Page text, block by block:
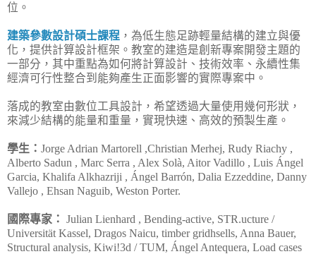
位。
建築參數設計碩士課程 ，為低生態足跡輕量結構的建立與優
化，提供計算設計框架。教室的建造是創新專案開發主題的
一部分，其中重點為如何將計算設計、技術效率、永續性集
經濟可行性整合到能夠產生正面影響的實際專案中。
落成的教室由數位工具設計，希望透過大量使用幾何形狀，
來減少結構的能量和重量，實現快速、高效的預製生產。
學生： Jorge Adrian Martorell ,Christian Merhej, Rudy Riachy ,
Alberto Sadun , Marc Serra , Alex Solà, Aitor Vadillo , Luis Ángel
Garcia, Khalifa Alkhazriji , Ángel Barrón, Dalia Ezzeddine, Danny
Vallejo , Ehsan Naguib, Weston Porter.
國際專家： Julian Lienhard , Bending-active, STR.ucture /
Universität Kassel, Dragos Naicu, timber gridhsells, Anna Bauer,
Structural analysis, Kiwi!3d / TUM, Ángel Antequera, Load cases